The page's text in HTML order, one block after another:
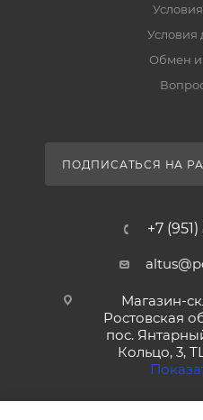
Условия
Обмен и
ПОДПИСАТЬСЯ НА
+7 (951)
Магазин-
Ростовская
пос.
Кольцо, 3,